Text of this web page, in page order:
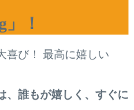
！
、誰もが嬉しく、すぐに